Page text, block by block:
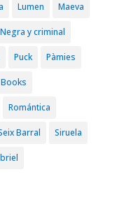
Lumen Maeva
Negra y criminal
Puck Pàmies
Romántica
Barral Siruela